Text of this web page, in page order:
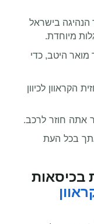
הנהיגה בישראל
מיוחדת.
מואר היטב, כדי
לכיוון
אתה חוזר לרכב.
בכל העת
בכיסאות